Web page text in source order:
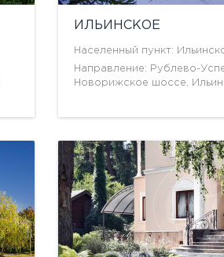
ИЛЬИНСКОЕ
Населенный пункт:
Направление: Рублево-
Новорижское шоссе,